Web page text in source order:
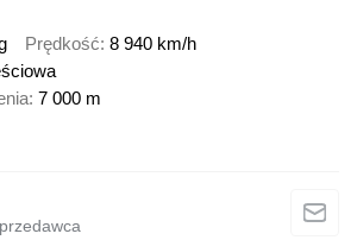
Prędkość 8 940 km/h
7 000 m